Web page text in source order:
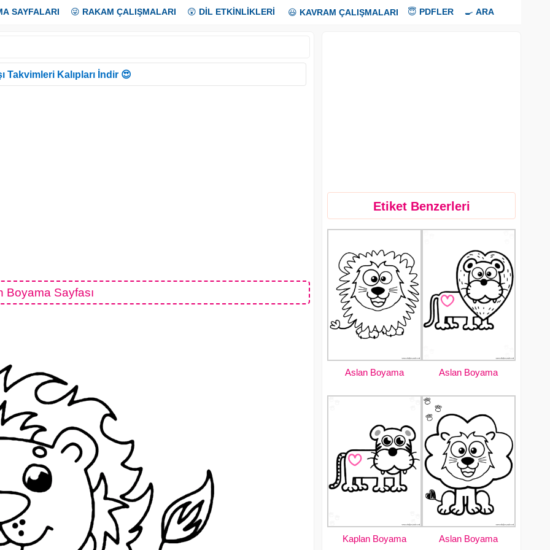
SAYFALARI 😜 RAKAM ÇALIŞMALARI 😲 DİL ETKİNLİKLERİ 😃 KAVRAM ÇALIŞMALARI 😇 PDFLER 🍳 ARA
Takvimleri Kalıpları İndir 😍
Boyama Sayfası
Etiket Benzerleri
Aslan Boyama Aslan Boyama
Kaplan Boyama Aslan Boyama